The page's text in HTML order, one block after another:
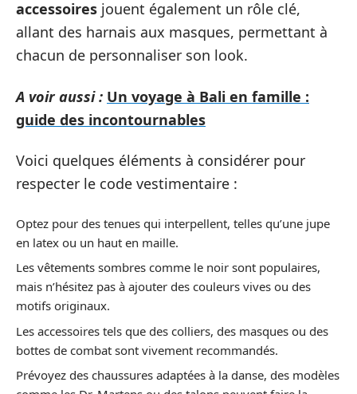
accessoires jouent également un rôle clé,
allant des harnais aux masques, permettant à
chacun de personnaliser son look.
A voir aussi : Un voyage à Bali en famille :
guide des incontournables
Voici quelques éléments à considérer pour
respecter le code vestimentaire :
Optez pour des tenues qui interpellent, telles qu’une jupe
en latex ou un haut en maille.
Les vêtements sombres comme le noir sont populaires,
mais n’hésitez pas à ajouter des couleurs vives ou des
motifs originaux.
Les accessoires tels que des colliers, des masques ou des
bottes de combat sont vivement recommandés.
Prévoyez des chaussures adaptées à la danse, des modèles